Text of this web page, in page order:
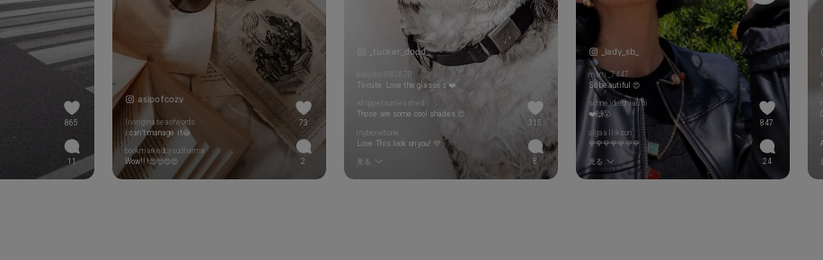
865
11
asipofcozy
livinginaseaofwords
i can't manage it😂
bookmarkedbysudharma
Wow!!!😍😍😍😍
73
2
_tucker_dood_
To cute. Love the glasses ❤️
whippetsunleashed
Those are some cool shades 😍
mybenebone
Love This look on you! 💜
見る
315
8
_lady_sb_
marti_7447
So beautiful 😍
schneiderchiarini
❤️🙌😮
olgaallikson
🌹🌹🌹🌹🌹🌹🌹
見る
847
24